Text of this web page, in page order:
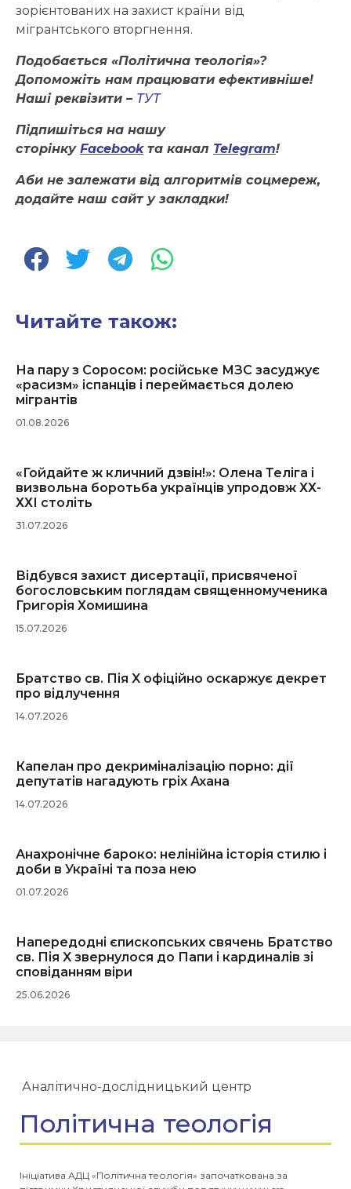
зорієнтованих на захист країни від
мігрантського вторгнення.
Подобається «Політична теологія»?
Допоможіть нам працювати ефективніше!
Наші реквізити – ТУТ
Підпишіться на нашу
сторінку Facebookта канал Telegram!
Аби не залежати від алгоритмів соцмереж,
додайте наш сайт у закладки!
Читайте також:
На пару з Соросом: російське МЗС засуджує
«расизм» іспанців і переймається долею
мігрантів
01.08.2026
«Гойдайте ж кличний дзвін!»: Олена Теліга і
визвольна боротьба українців упродовж ХХ-
ХХІ століть
31.07.2026
Відбувся захист дисертації, присвяченої
богословським поглядам священномученика
Григорія Хомишина
15.07.2026
Братство св. Пія X офіційно оскаржує декрет
про відлучення
14.07.2026
Капелан про декриміналізацію порно: дії
депутатів нагадують гріх Ахана
14.07.2026
Анахронічне бароко: нелінійна історія стилю і
доби в Україні та поза нею
01.07.2026
Напередодні єпископських свячень Братство
св. Пія X звернулося до Папи і кардиналів зі
сповіданням віри
25.06.2026
Аналітично-дослідницький центр
Політична теологія
Ініціатива АДЦ «Політична теологія» започаткована за